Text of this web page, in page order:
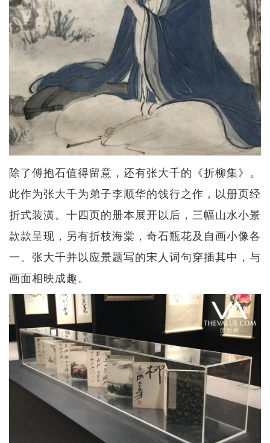
除了傅抱石值得留意，还有张大千的《折柳集》。
此作为张大千为弟子李顺华的饯行之作，以册页经
折式装潢。十四页的册本展开以后，三幅山水小景
款款呈现，另有折枝海棠，奇石瓶花及自画小像各
一。张大千并以应景题写的宋人词句穿插其中，与
画面相映成趣。